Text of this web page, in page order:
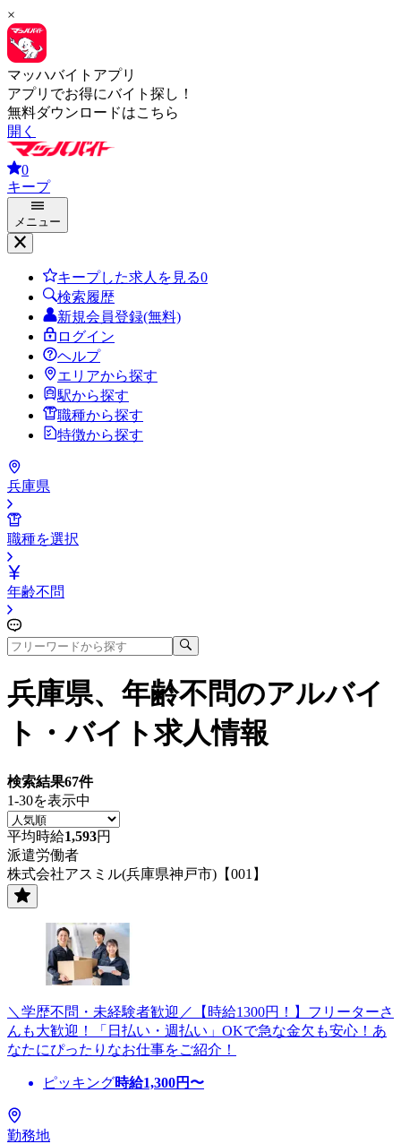
×
マッハバイトアプリ
アプリでお得にバイト探し！
無料ダウンロードはこちら
開く
0
キープ
メニュー
キープした求人を見る0
検索履歴
新規会員登録(無料)
ログイン
ヘルプ
エリアから探す
駅から探す
職種から探す
特徴から探す
兵庫県
職種を選択
年齢不問
兵庫県、年齢不問のアルバイ
ト・バイト求人情報
検索結果67件
1-30を表示中
平均時給1,593円
派遣労働者
株式会社アスミル(兵庫県神戸市)【001】
＼学歴不問・未経験者歓迎／【時給1300円！】フリーターさ
んも大歓迎！「日払い・週払い」OKで急な金欠も安心！あ
なたにぴったりなお仕事をご紹介！
ピッキング時給1,300円〜
勤務地